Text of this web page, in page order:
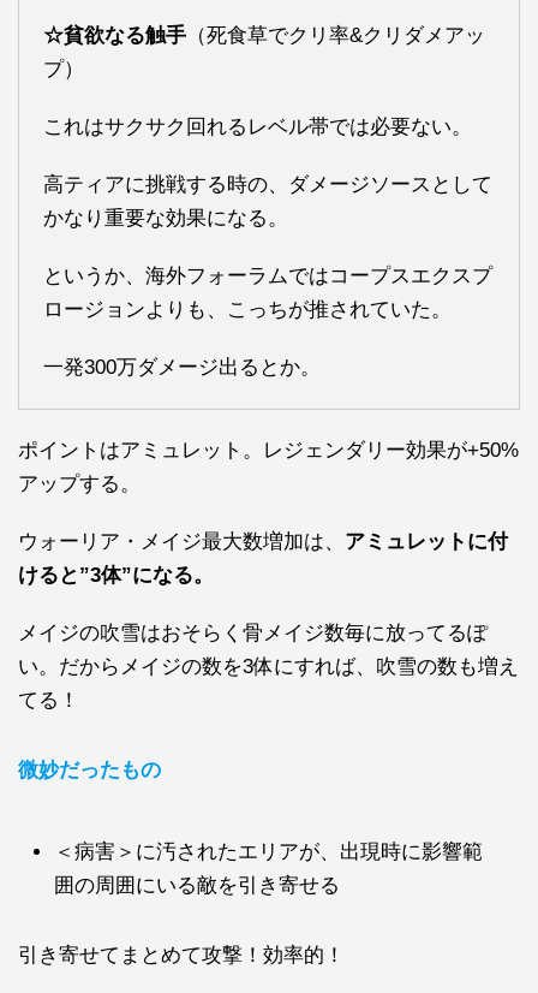
☆貧欲なる触手 （死食草でクリ率&クリダメアッ
プ）
これはサクサク回れるレベル帯では必要ない。
高ティアに挑戦する時の、ダメージソースとして
かなり重要な効果になる。
というか、海外フォーラムではコープスエクスプ
ロージョンよりも、こっちが推されていた。
一発300万ダメージ出るとか。
ポイントはアミュレット。レジェンダリー効果が+50%
アップする。
ウォーリア・メイジ最大数増加は、 アミュレットに付
けると”3体”になる。
メイジの吹雪はおそらく骨メイジ数毎に放ってるぽ
い。だからメイジの数を3体にすれば、吹雪の数も増え
てる！
微妙だったもの
＜病害＞に汚されたエリアが、出現時に影響範
囲の周囲にいる敵を引き寄せる
引き寄せてまとめて攻撃！効率的！